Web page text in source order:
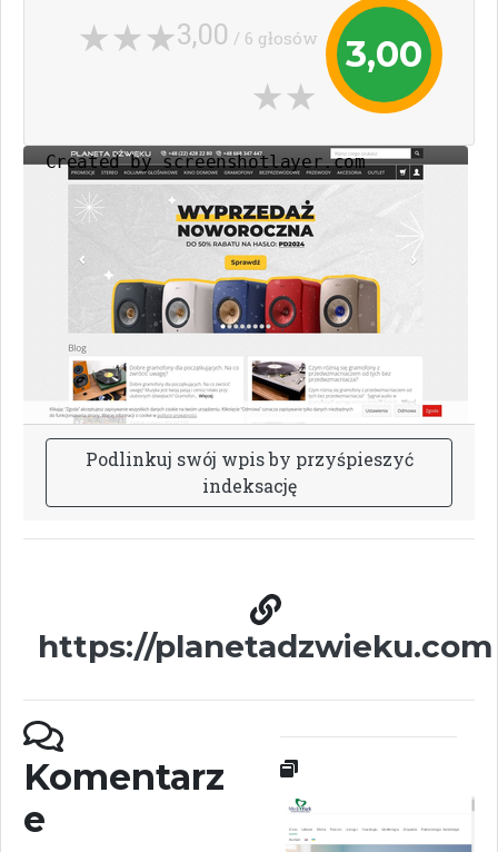
3,00
3,00 / 6 głosów
Podlinkuj swój wpisby przyśpieszyć
indeksację
https://planetadzwieku.com
Komentarz
e